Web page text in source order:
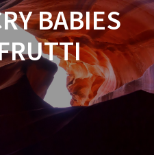
BABIES